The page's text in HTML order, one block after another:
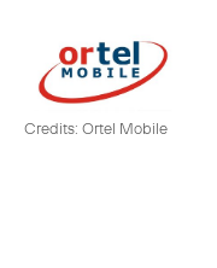
Credits: Ortel Mobile